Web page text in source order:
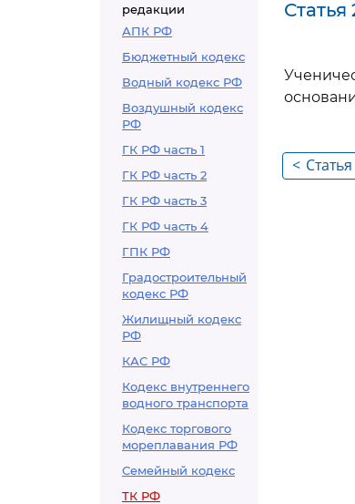
редакции
АПК РФ
Бюджетный кодекс
Водный кодекс РФ
Воздушный кодекс
РФ
ГК РФ часть 1
ГК РФ часть 2
ГК РФ часть 3
ГК РФ часть 4
ГПК РФ
Градостроительный
кодекс РФ
Жилищный кодекс
РФ
КАС РФ
Кодекс внутреннего
водного транспорта
Кодекс торгового
мореплавания РФ
Семейный кодекс
ТК РФ
<